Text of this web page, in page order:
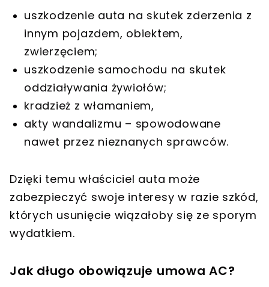
uszkodzenie auta na skutek zderzenia z
innym pojazdem, obiektem,
zwierzęciem;
uszkodzenie samochodu na skutek
oddziaływania żywiołów;
kradzież z włamaniem,
akty wandalizmu – spowodowane
nawet przez nieznanych sprawców.
Dzięki temu właściciel auta może
zabezpieczyć swoje interesy w razie szkód,
których usunięcie wiązałoby się ze sporym
wydatkiem.
Jak długo obowiązuje umowa AC?